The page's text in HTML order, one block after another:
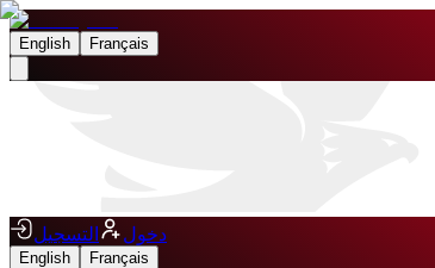
English Français
دخول التسجيل
English Français